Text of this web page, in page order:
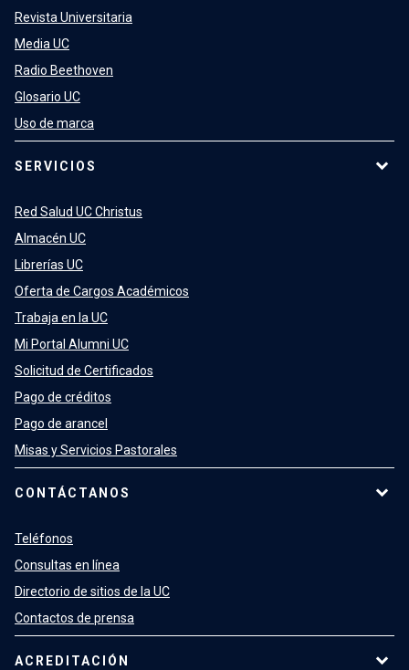
Revista Universitaria
Media UC
Radio Beethoven
Glosario UC
Uso de marca
SERVICIOS
Red Salud UC Christus
Almacén UC
Librerías UC
Oferta de Cargos Académicos
Trabaja en la UC
Mi Portal Alumni UC
Solicitud de Certificados
Pago de créditos
Pago de arancel
Misas y Servicios Pastorales
CONTÁCTANOS
Teléfonos
Consultas en línea
Directorio de sitios de la UC
Contactos de prensa
ACREDITACIÓN